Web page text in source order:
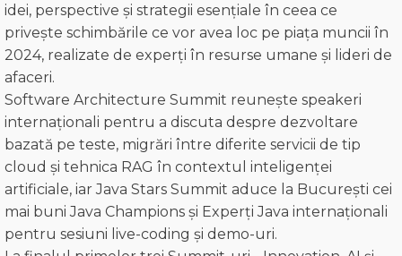
idei, perspective și strategii esențiale în ceea ce
privește schimbările ce vor avea loc pe piața muncii în
2024, realizate de experți în resurse umane și lideri de
afaceri.
Software Architecture Summit reunește speakeri
internaționali pentru a discuta despre dezvoltare
bazată pe teste, migrări între diferite servicii de tip
cloud și tehnica RAG în contextul inteligenței
artificiale, iar Java Stars Summit aduce la București cei
mai buni Java Champions și Experți Java internaționali
pentru sesiuni live-coding și demo-uri.